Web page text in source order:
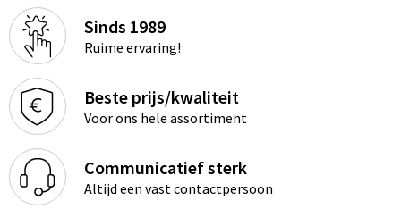
Sinds 1989
Ruime ervaring!
Beste prijs/kwaliteit
Voor ons hele assortiment
Communicatief sterk
Altijd een vast contactpersoon